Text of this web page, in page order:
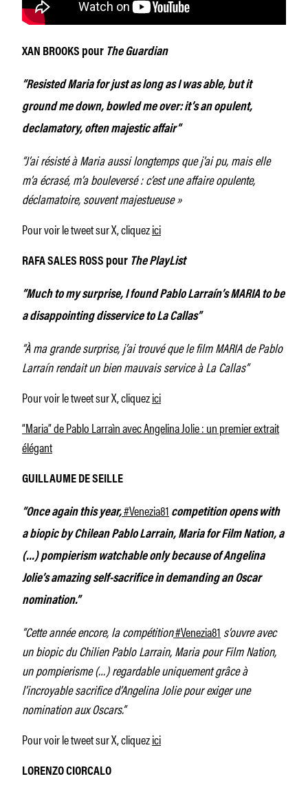
XAN BROOKS pour The Guardian
“Resisted Maria for just as long as I was able, but it
ground me down, bowled me over: it’s an opulent,
declamatory, often majestic affair”
“J’ai résisté à Maria aussi longtemps que j’ai pu, mais elle
m’a écrasé, m’a bouleversé : c’est une affaire opulente,
déclamatoire, souvent majestueuse »
Pour voir le tweet sur X, cliquezici
RAFA SALES ROSS pour The PlayList
“Much to my surprise, I found Pablo Larraín’s MARIA to be
a disappointing disservice to La Callas”
“À ma grande surprise, j’ai trouvé que le film MARIA de Pablo
Larraín rendait un bien mauvais service à La Callas”
Pour voir le tweet sur X, cliquezici
“Maria” de Pablo Larraìn avec Angelina Jolie : un premier extrait
élégant
GUILLAUME DE SEILLE
“Once again this year,#Venezia81 competition opens with
a biopic by Chilean Pablo Larrain, Maria for Film Nation, a
(…) pompierism watchable only because of Angelina
Jolie’s amazing self-sacrifice in demanding an Oscar
nomination.”
“Cette année encore, la compétition#Venezia81 s’ouvre avec
un biopic du Chilien Pablo Larrain, Maria pour Film Nation,
un pompierisme (…) regardable uniquement grâce à
l’incroyable sacrifice d’Angelina Jolie pour exiger une
nomination aux Oscars.”
Pour voir le tweet sur X, cliquezici
LORENZO CIORCALO